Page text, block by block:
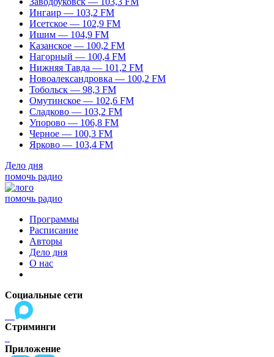
Ингаир — 103,2 FM
Исетское — 102,9 FM
Ишим — 104,9 FM
Казанское — 100,2 FM
Нагорный — 100,4 FM
Нижняя Тавда — 101,2 FM
Новоалександровка — 100,2 FM
Тобольск — 98,3 FM
Омутинское — 102,6 FM
Сладково — 103,2 FM
Упорово — 106,8 FM
Черное — 100,3 FM
Ярково — 103,4 FM
Дело дня
помочь радио
помочь радио
Программы
Расписание
Авторы
Дело дня
О нас
Социальные сети
Стриминги
Приложение